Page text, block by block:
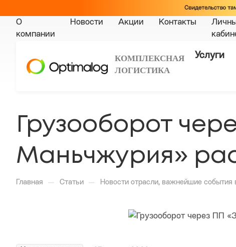
О
компании
Новости Акции Контакты
КОМПЛЕКСНАЯ
ЛОГИСТИКА
Услуги
Грузооборот
Маньчжурия»
Главная — Статьи — Новости отрасли, важнейшие события